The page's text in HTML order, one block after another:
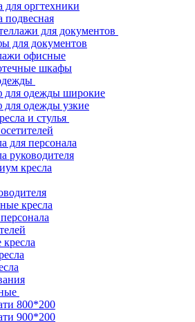
для оргтехники
подвесная
для документов
для документов
офисные
шкафы
одежды широкие
одежды узкие
и стулья
для персонала
руководителя
кресла
кресла
800*200
900*200